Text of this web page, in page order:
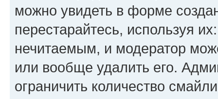
можно увидеть в форме
перестарайтесь, используя
нечитаемым, и модератор
или вообще удалить его.
ограничить количество